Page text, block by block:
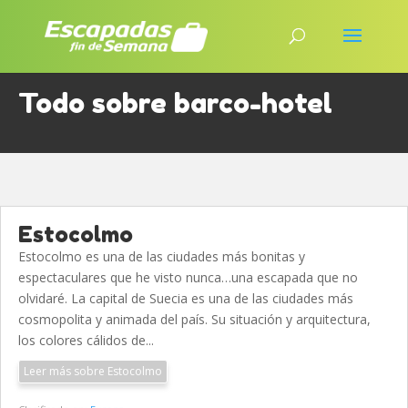
Todo sobre barco-hotel
Estocolmo
Estocolmo es una de las ciudades más bonitas y
espectaculares que he visto nunca…una escapada que no
olvidaré. La capital de Suecia es una de las ciudades más
cosmopolita y animada del país. Su situación y arquitectura,
los colores cálidos de...
Leer más sobre Estocolmo